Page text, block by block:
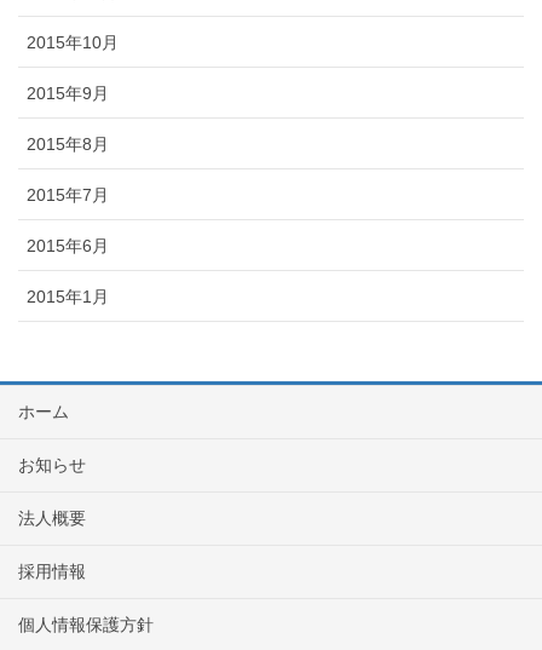
2015年10月
2015年9月
2015年8月
2015年7月
2015年6月
2015年1月
ホーム
お知らせ
法人概要
採用情報
個人情報保護方針